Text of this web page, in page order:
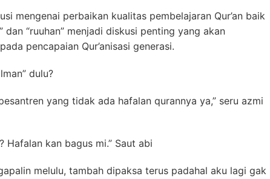
mengenai perbaikan kualitas pembelajaran Qur’an baik
dan “ruuhan” menjadi diskusi penting yang akan
pencapaian Qur’anisasi generasi.
dulu?
yang tidak ada hafalan qurannya ya,” seru azmi
Hafalan kan bagus mi.” Saut abi
melulu, tambah dipaksa terus padahal aku lagi gak